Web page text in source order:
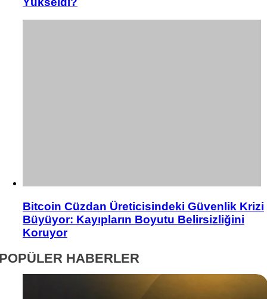
Bitcoin Cüzdan Üreticisindeki Güvenlik Krizi
Büyüyor: Kayıpların Boyutu Belirsizliğini
Koruyor
HABERLER